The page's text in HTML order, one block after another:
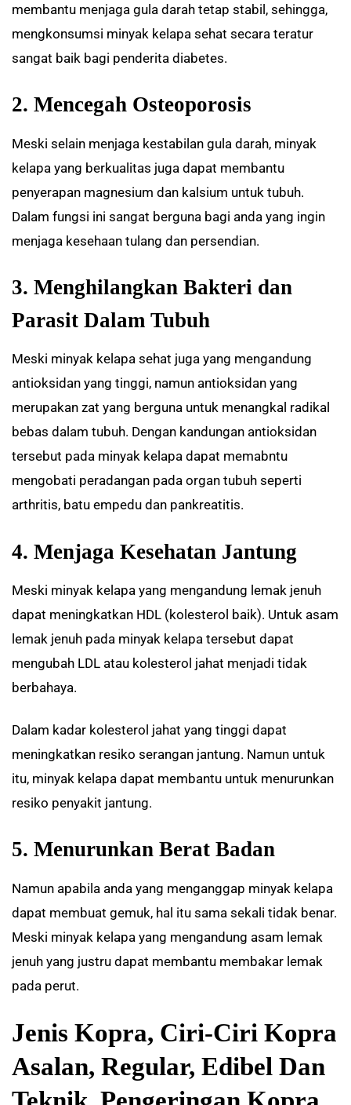
membantu menjaga gula darah tetap stabil, sehingga,
mengkonsumsi minyak kelapa sehat secara teratur
sangat baik bagi penderita diabetes.
2. Mencegah Osteoporosis
Meski selain menjaga kestabilan gula darah, minyak
kelapa yang berkualitas juga dapat membantu
penyerapan magnesium dan kalsium untuk tubuh.
Dalam fungsi ini sangat berguna bagi anda yang ingin
menjaga kesehaan tulang dan persendian.
3. Menghilangkan Bakteri dan
Parasit Dalam Tubuh
Meski minyak kelapa sehat juga yang mengandung
antioksidan yang tinggi, namun antioksidan yang
merupakan zat yang berguna untuk menangkal radikal
bebas dalam tubuh. Dengan kandungan antioksidan
tersebut pada minyak kelapa dapat memabntu
mengobati peradangan pada organ tubuh seperti
arthritis, batu empedu dan pankreatitis.
4. Menjaga Kesehatan Jantung
Meski minyak kelapa yang mengandung lemak jenuh
dapat meningkatkan HDL (kolesterol baik). Untuk asam
lemak jenuh pada minyak kelapa tersebut dapat
mengubah LDL atau kolesterol jahat menjadi tidak
berbahaya.
Dalam kadar kolesterol jahat yang tinggi dapat
meningkatkan resiko serangan jantung. Namun untuk
itu, minyak kelapa dapat membantu untuk menurunkan
resiko penyakit jantung.
5. Menurunkan Berat Badan
Namun apabila anda yang menganggap minyak kelapa
dapat membuat gemuk, hal itu sama sekali tidak benar.
Meski minyak kelapa yang mengandung asam lemak
jenuh yang justru dapat membantu membakar lemak
pada perut.
Jenis Kopra, Ciri-Ciri Kopra
Asalan, Regular, Edibel Dan